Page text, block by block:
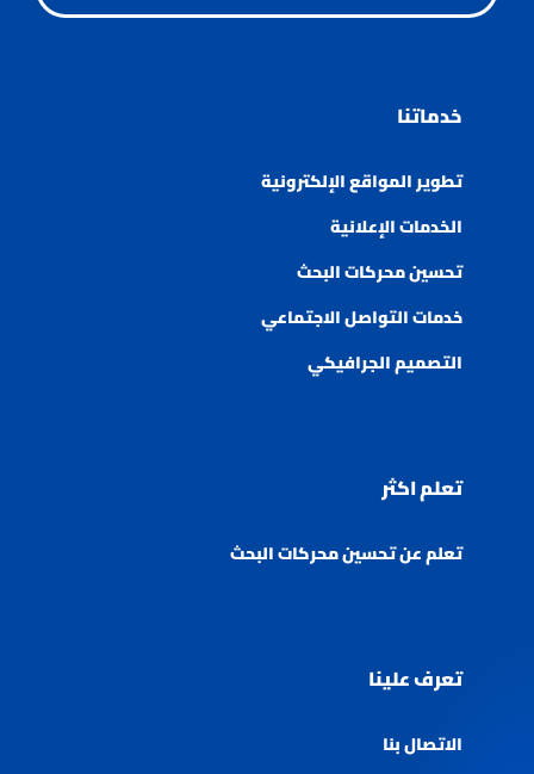
خدماتنا
تطوير المواقع الإلكترونية
الخدمات الإعلانية
تحسين محركات البحث
خدمات التواصل الاجتماعي
التصميم الجرافيكي
تعلم اكثر
تعلم عن تحسين محركات البحث
تعرف علينا
الاتصال بنا